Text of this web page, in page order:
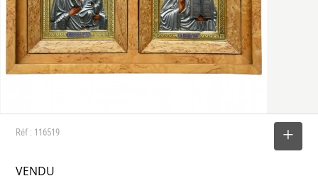
Réf : 116519
VENDU